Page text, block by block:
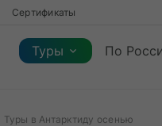
Сертификаты
Туры По
Туры в Антарктиду осенью